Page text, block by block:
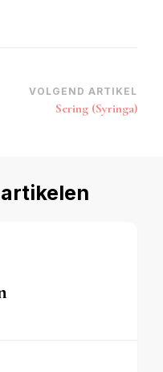
VOLGEND ARTIKEL
Sering (Syringa)